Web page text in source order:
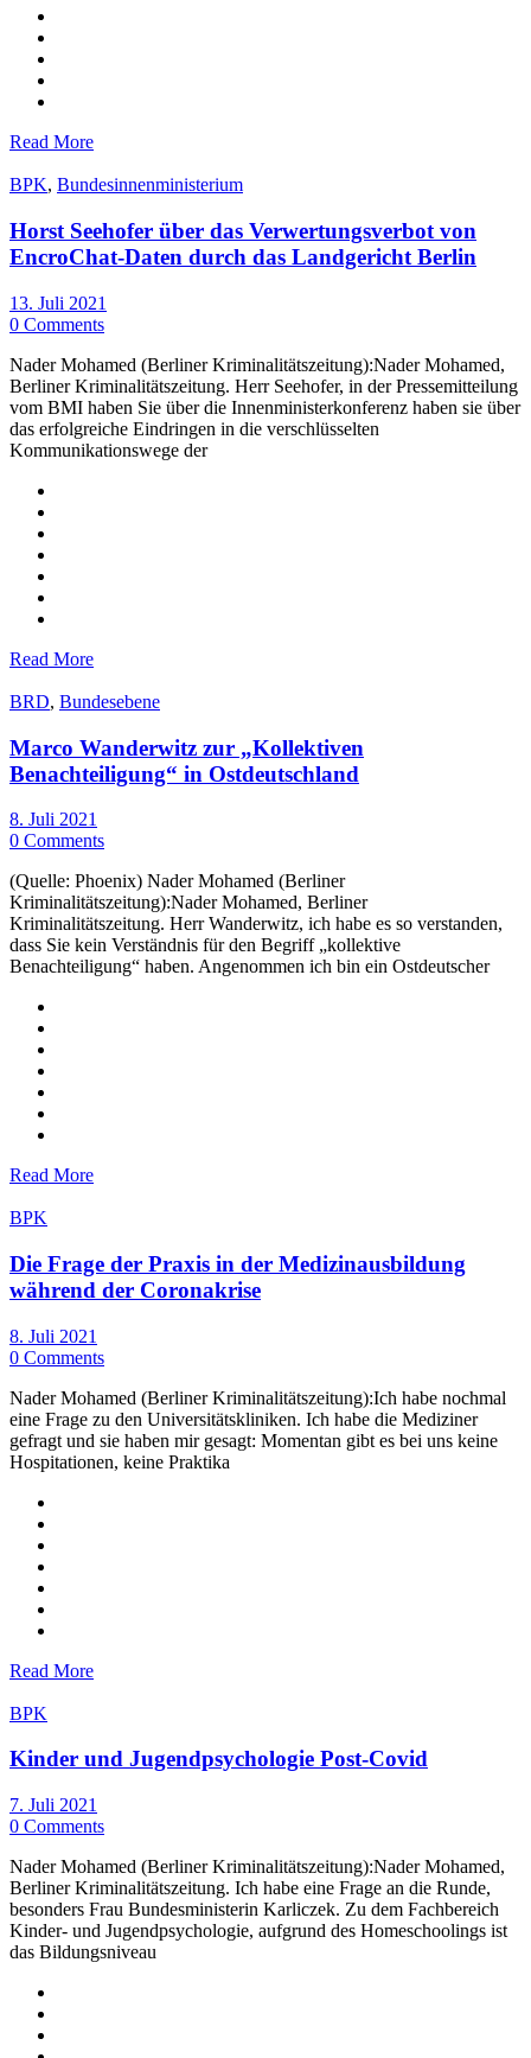
Read More
BPK, Bundesinnenministerium
Horst Seehofer über das Verwertungsverbot von
EncroChat-Daten durch das Landgericht Berlin
13. Juli 2021
0 Comments
Nader Mohamed (Berliner Kriminalitätszeitung):Nader Mohamed,
Berliner Kriminalitätszeitung. Herr Seehofer, in der Pressemitteilung
vom BMI haben Sie über die Innenministerkonferenz haben sie über
das erfolgreiche Eindringen in die verschlüsselten
Kommunikationswege der
Read More
BRD, Bundesebene
Marco Wanderwitz zur „Kollektiven
Benachteiligung“ in Ostdeutschland
8. Juli 2021
0 Comments
(Quelle: Phoenix) Nader Mohamed (Berliner
Kriminalitätszeitung):Nader Mohamed, Berliner
Kriminalitätszeitung. Herr Wanderwitz, ich habe es so verstanden,
dass Sie kein Verständnis für den Begriff „kollektive
Benachteiligung“ haben. Angenommen ich bin ein Ostdeutscher
Read More
BPK
Die Frage der Praxis in der Medizinausbildung
während der Coronakrise
8. Juli 2021
0 Comments
Nader Mohamed (Berliner Kriminalitätszeitung):Ich habe nochmal
eine Frage zu den Universitätskliniken. Ich habe die Mediziner
gefragt und sie haben mir gesagt: Momentan gibt es bei uns keine
Hospitationen, keine Praktika
Read More
BPK
Kinder und Jugendpsychologie Post-Covid
7. Juli 2021
0 Comments
Nader Mohamed (Berliner Kriminalitätszeitung):Nader Mohamed,
Berliner Kriminalitätszeitung. Ich habe eine Frage an die Runde,
besonders Frau Bundesministerin Karliczek. Zu dem Fachbereich
Kinder- und Jugendpsychologie, aufgrund des Homeschoolings ist
das Bildungsniveau